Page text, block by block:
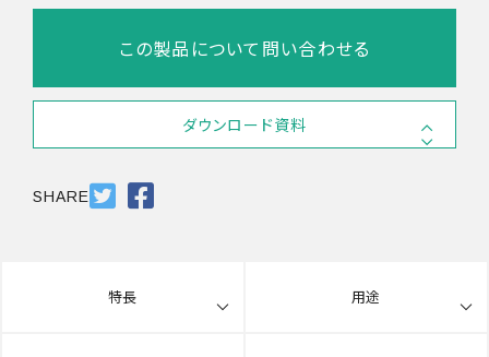
この製品について問い合わせる
ダウンロード資料
SHARE
特長 用途